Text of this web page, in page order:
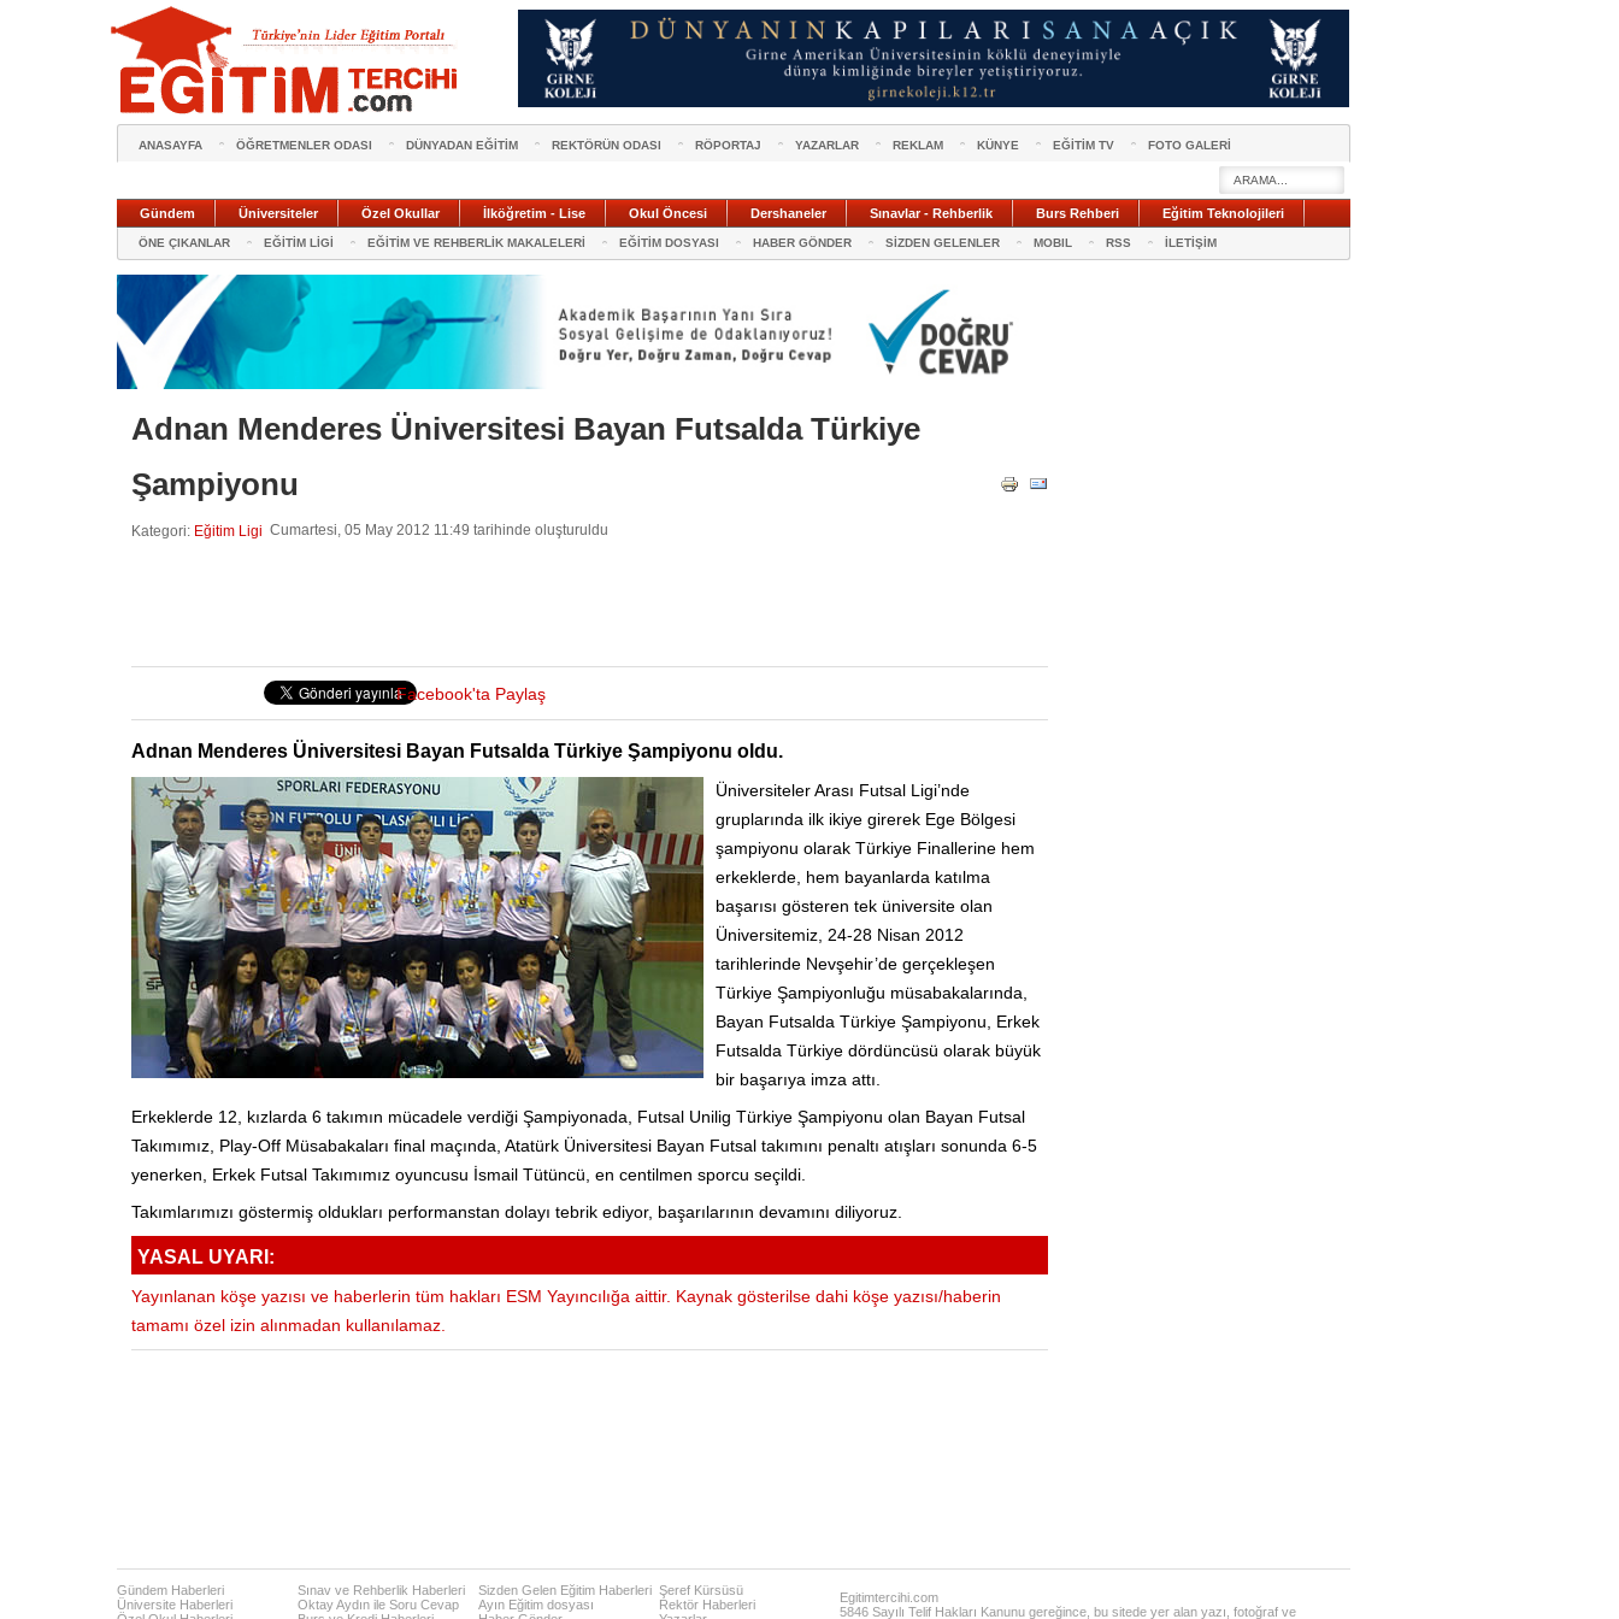
ANASAYFA ÖĞRETMENLER ODASI DÜNYADAN EĞİTİM REKTÖRÜN ODASI RÖPORTAJ YAZARLAR REKLAM KÜNYE EĞİTİM TV FOTO GALERİ
Gündem Üniversiteler Özel Okullar İlköğretim - Lise Okul Öncesi Dershaneler Sınavlar - Rehberlik Burs Rehberi Eğitim Teknolojileri
ÖNE ÇIKANLAR EĞİTİM LİGİ EĞİTİM VE REHBERLİK MAKALELERİ EĞİTİM DOSYASI HABER GÖNDER SİZDEN GELENLER MOBIL RSS İLETİŞİM
Adnan Menderes Üniversitesi Bayan Futsalda Türkiye
Şampiyonu
Kategori: Eğitim Ligi Cumartesi, 05 May 2012 11:49 tarihinde oluşturuldu
Facebook'ta Paylaş
Adnan Menderes Üniversitesi Bayan Futsalda Türkiye Şampiyonu oldu.
Üniversiteler Arası Futsal Ligi’nde
gruplarında ilk ikiye girerek Ege Bölgesi
şampiyonu olarak Türkiye Finallerine hem
erkeklerde, hem bayanlarda katılma
başarısı gösteren tek üniversite olan
Üniversitemiz, 24-28 Nisan 2012
tarihlerinde Nevşehir’de gerçekleşen
Türkiye Şampiyonluğu müsabakalarında,
Bayan Futsalda Türkiye Şampiyonu, Erkek
Futsalda Türkiye dördüncüsü olarak büyük
bir başarıya imza attı.
Erkeklerde 12, kızlarda 6 takımın mücadele verdiği Şampiyonada, Futsal Unilig Türkiye Şampiyonu olan Bayan Futsal
Takımımız, Play-Off Müsabakaları final maçında, Atatürk Üniversitesi Bayan Futsal takımını penaltı atışları sonunda 6-5
yenerken, Erkek Futsal Takımımız oyuncusu İsmail Tütüncü, en centilmen sporcu seçildi.
Takımlarımızı göstermiş oldukları performanstan dolayı tebrik ediyor, başarılarının devamını diliyoruz.
YASAL UYARI:
Yayınlanan köşe yazısı ve haberlerin tüm hakları ESM Yayıncılığa aittir. Kaynak gösterilse dahi köşe yazısı/haberin
tamamı özel izin alınmadan kullanılamaz.
Gündem Haberleri
Üniversite Haberleri
Sınav ve Rehberlik Haberleri
Oktay Aydın ile Soru Cevap
Sizden Gelen Eğitim Haberleri
Ayın Eğitim dosyası
Şeref Kürsüsü
Rektör Haberleri
Egitimtercihi.com
5846 Sayılı Telif Hakları Kanunu gereğince, bu sitede yer alan yazı, fotoğraf ve